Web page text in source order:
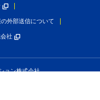
外部送信について
社
ョン株式会社